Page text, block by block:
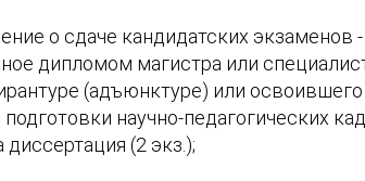
о сдаче кандидатских
дипломом магистра или
(адъюнктуре) или
научно-педагогических
диссертация (2 экз.);